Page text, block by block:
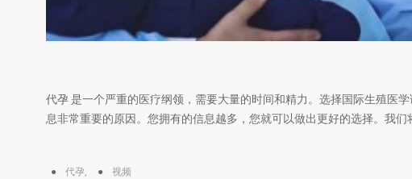
代孕 是一个严重的医疗纲领，需要大量的时间和精力。选择国际生殖医
息非常重要的原因。您拥有的信息越多，您就可以做出更好的选择。我们
代孕, 视频